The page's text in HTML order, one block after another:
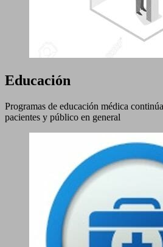
Educación
Programas de educación médica
pacientes y público en general